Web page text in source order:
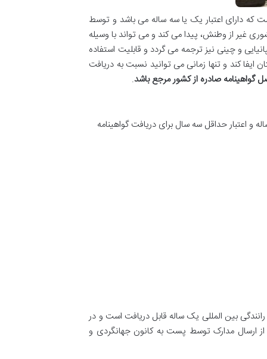
که دارای اعتبار یک یا سه ساله می باشد و توسط
غیر از وطنش، پیدا می کند و می تواند با وسیله
عربي، آلماني، اسپانیایی و چینی نیز ترجمه می گردد و قابلیت استفاده
ایفا کند و تنها زمانی می توانید نسبت به دریافت
گواهینامه صادره از کشور مرجع باشد.
و اعتبار حداقل سه سال برای دریافت گواهینامه
بین المللی یک ساله قابل دریافت است و در
ارسال مدارک توسط پست به کانون جهانگردی و